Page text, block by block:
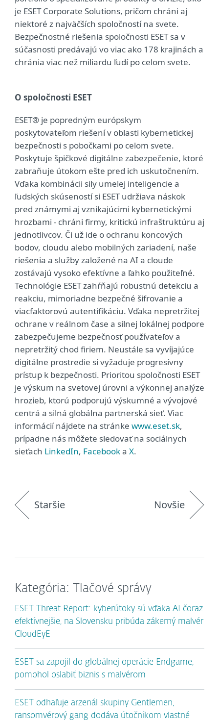
je ESET Corporate Solutions, pričom chráni aj
niektoré z najväčších spoločností na svete.
Bezpečnostné riešenia spoločnosti ESET sa v
súčasnosti predávajú vo viac ako 178 krajinách a
chránia viac než miliardu ľudí po celom svete.
O spoločnosti ESET
ESET® je popredným európskym
poskytovateľom riešení v oblasti kybernetickej
bezpečnosti s pobočkami po celom svete.
Poskytuje špičkové digitálne zabezpečenie, ktoré
zabraňuje útokom ešte pred ich uskutočnením.
Vďaka kombinácii sily umelej inteligencie a
ľudských skúseností si ESET udržiava náskok
pred známymi aj vznikajúcimi kybernetickými
hrozbami - chráni firmy, kritickú infraštruktúru aj
jednotlivcov. Či už ide o ochranu koncových
bodov, cloudu alebo mobilných zariadení, naše
riešenia a služby založené na AI a cloude
zostávajú vysoko efektívne a ľahko použiteľné.
Technológie ESET zahŕňajú robustnú detekciu a
reakciu, mimoriadne bezpečné šifrovanie a
viacfaktorovú autentifikáciu. Vďaka nepretržitej
ochrane v reálnom čase a silnej lokálnej podpore
zabezpečujeme bezpečnosť používateľov a
nepretržitý chod firiem. Neustále sa vyvíjajúce
digitálne prostredie si vyžaduje progresívny
prístup k bezpečnosti. Prioritou spoločnosti ESET
je výskum na svetovej úrovni a výkonnej analýze
hrozieb, ktorú podporujú výskumné a vývojové
centrá a silná globálna partnerská sieť. Viac
informácií nájdete na stránke www.eset.sk,
prípadne nás môžete sledovať na sociálnych
sieťach LinkedIn, Facebooka X.
Staršie Novšie
Kategória: Tlačové správy
ESET Threat Report: kyberútoky sú vďaka AI čoraz
efektívnejšie, na Slovensku pribúda zákerný malvér
CloudEyE
ESET sa zapojil do globálnej operácie Endgame,
pomohol oslabiť biznis s malvérom
ESET odhaľuje arzenál skupiny Gentlemen,
ransomvérový gang dodáva útočníkom vlastné